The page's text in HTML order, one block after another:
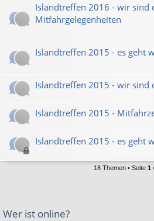
Islandtreffen 2016 - wir sind
Mitfahrgelegenheiten
Islandtreffen 2015 - es geht
Islandtreffen 2015 - wir sind
Islandtreffen 2015 -
Islandtreffen 2015 - es geht
18 Themen • Seite 1
Wer ist online?